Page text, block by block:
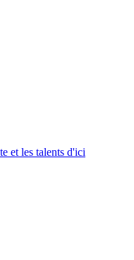
et les talents d'ici